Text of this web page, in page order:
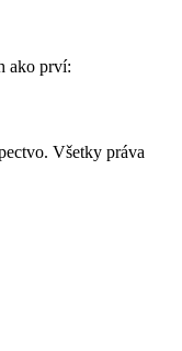
ako prví:
Všetky práva